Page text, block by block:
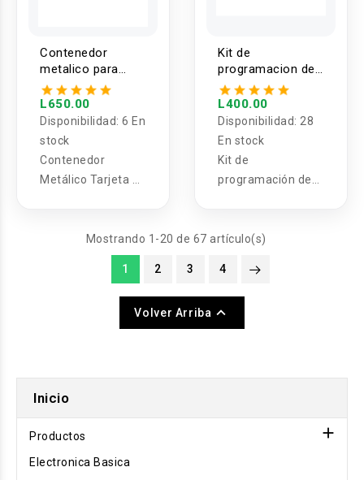
Contenedor
metalico para
tarjeta de
desarrollo Arduino
UNO R4 Minima
L650.00
Disponibilidad: 6 En
stock
Contenedor
Metálico Tarjeta de
Kit de
programacion de
circuitos 40P
L400.00
Disponibilidad: 28
En stock
Kit de
programación de
Mostrando 1-20 de 67 artículo(s)
1 2 3 4
Volver Arriba 
Inicio
Productos 
Electronica Basica